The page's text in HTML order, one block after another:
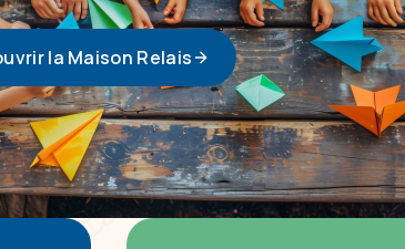
la Maison Relais